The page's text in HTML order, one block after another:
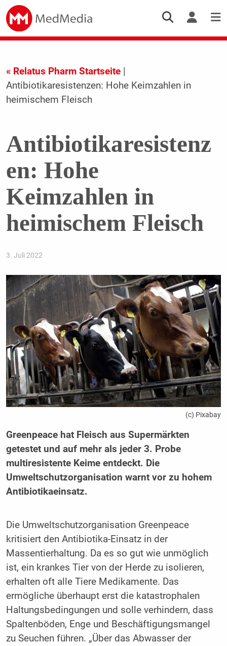
« Relatus Pharm Startseite|
Antibiotikaresistenzen: Hohe Keimzahlen in
heimischem Fleisch
Antibiotikaresistenz
en: Hohe
Keimzahlen in
heimischem Fleisch
3. Juli 2022
(c) Pixabay
Greenpeace hat Fleisch aus Supermärkten
getestet und auf mehr als jeder 3. Probe
multiresistente Keime entdeckt. Die
Umweltschutzorganisation warnt vor zu hohem
Antibiotikaeinsatz.
Die Umweltschutzorganisation Greenpeace
kritisiert den Antibiotika-Einsatz in der
Massentierhaltung. Da es so gut wie unmöglich
ist, ein krankes Tier von der Herde zu isolieren,
erhalten oft alle Tiere Medikamente. Das
ermögliche überhaupt erst die katastrophalen
Haltungsbedingungen und solle verhindern, dass
Spaltenböden, Enge und Beschäftigungsmangel
zu Seuchen führen. „Über das Abwasser der